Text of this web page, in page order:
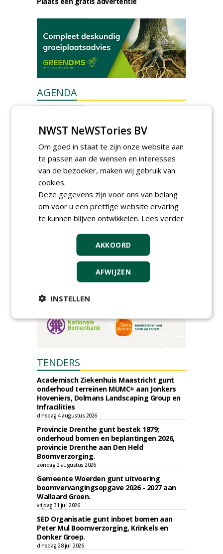
AGENDA
woensdag 9 september 2026
Poel organiseert
Boomverzorgersdag voor
boomprofessionals
vrijdag 9 oktober 2026
toekomst begint in de
openbare ruimte
donderdag 5 november 2026
TENDERS
Academisch Ziekenhuis Maastricht gunt
onderhoud terreinen MUMC+ aan Jonkers
Hoveniers, Dolmans Landscaping Group en
Infracilities
dinsdag 4 augustus 2026
Provincie Drenthe gunt bestek 1879;
onderhoud bomen en beplantingen 2026,
provincie Drenthe aan Den Held
Boomverzorging.
zondag 2 augustus 2026
Gemeente Woerden gunt uitvoering
boomvervangingsopgave 2026 - 2027 aan
Wallaard Groen.
vrijdag 31 juli 2026
SED Organisatie gunt inboet bomen aan
Peter Mul Boomverzorging, Krinkels en
Donker Groep.
dinsdag 28 juli 2026
NWST NeWSTories BV
Om goed in staat te zijn onze website aan
te passen aan de wensen en interesses
van de bezoeker, maken wij gebruik van
cookies.
Deze gegevens zijn voor ons van belang
om voor u een prettige website ervaring
te kunnen blijven ontwikkelen. Lees verder
AKKOORD
AFWIJZEN
INSTELLEN